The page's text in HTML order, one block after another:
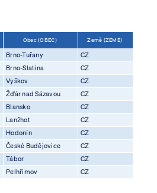
Obec (OBEC) Země (ZEME)
Brno-Tuřany
CZ
Brno-Slatina
CZ
Vyškov
CZ
Žďár nad Sázavou
CZ
Blansko
CZ
Lanžhot
CZ
Hodonín
CZ
České Budějovice
CZ
Tábor
CZ
Pelhřimov CZ